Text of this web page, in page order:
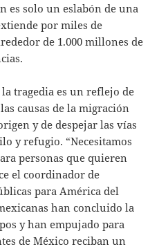
es solo un eslabón de una
por miles de
de 1.000 millones de
tragedia es un reflejo de
causas de la migración
y de despejar las vías
y refugio. “Necesitamos
personas que quieren
el coordinador de
para América del
han concluido la
y han empujado para
de México reciban un